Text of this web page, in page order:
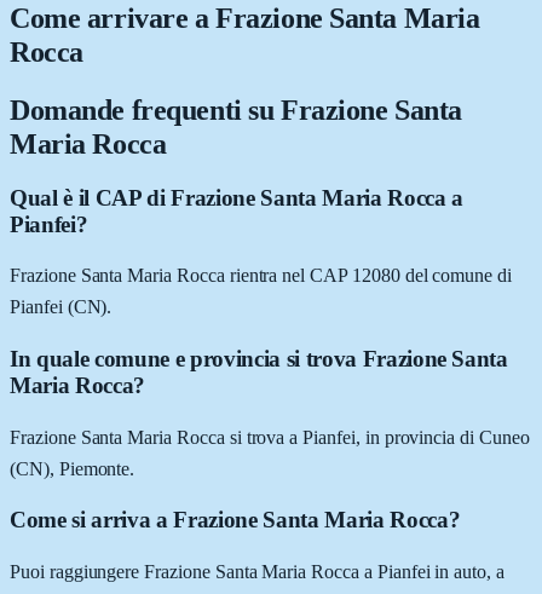
Come arrivare aFrazione Santa Maria
Rocca
Domande frequenti su Frazione Santa
Maria Rocca
Qual è il CAP di Frazione Santa Maria Rocca a
Pianfei?
Frazione Santa Maria Rocca rientra nel CAP 12080 del comune di
Pianfei (CN).
In quale comune e provincia si trova Frazione Santa
Maria Rocca?
Frazione Santa Maria Rocca si trova a Pianfei, in provincia di Cuneo
(CN), Piemonte.
Come si arriva a Frazione Santa Maria Rocca?
Puoi raggiungere Frazione Santa Maria Rocca a Pianfei in auto, a